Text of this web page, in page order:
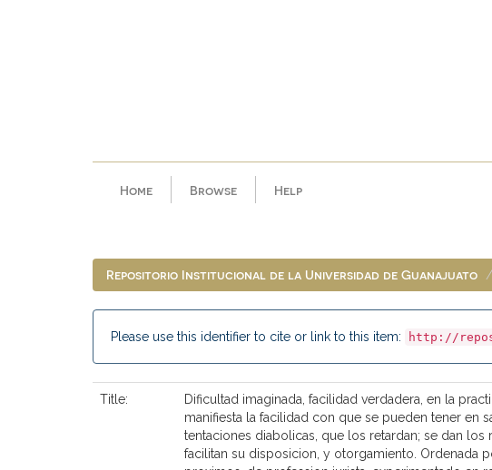
Home Browse Help
Repositorio Institucional de la Universidad de Guanajuato
Please use this identifier to cite or link to this item: http://
Title:
Dificultad imaginada, facilidad verdadera, en la
manifiesta la facilidad con que se pueden tener en
tentaciones diabolicas, que los retardan; se dan
facilitan su disposicion, y otorgamiento. Ordenada